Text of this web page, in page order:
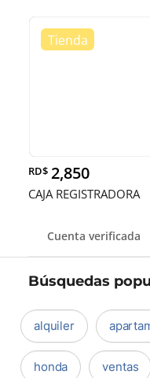
RD$ 2,850
CAJA REGISTRADORA
Cuenta verificada
Búsquedas
alquiler
honda ventas